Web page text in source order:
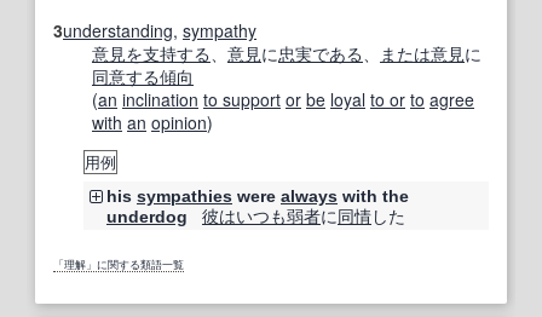
3understanding, sympathy
意見を支持する 意見に忠実である または意見に
同意する傾向
(an inclination to support or be loyal to or to agree
with an opinion)
用例
his sympathies were always with the
underdog
彼はいつも弱者に同情した
「理解」に関する類語一覧